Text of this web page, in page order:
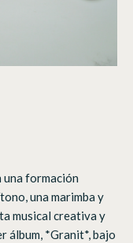
una formación
una marimba y
musical creativa y
álbum, *Granit*, bajo